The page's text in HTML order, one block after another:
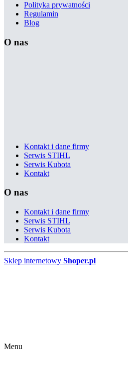
Polityka prywatności
Regulamin
Blog
O nas
Kontakt i dane firmy
Serwis STIHL
Serwis Kubota
Kontakt
O nas
Kontakt i dane firmy
Serwis STIHL
Serwis Kubota
Kontakt
Sklep internetowy Shoper.pl
Menu